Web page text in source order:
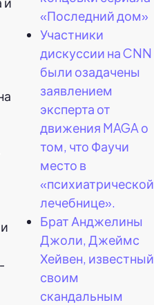
«Последний дом»
Участники
дискуссии на CNN
были озадачены
заявлением
эксперта от
движения MAGA о
том, что Фаучи
место в
«психиатрической
лечебнице».
Брат Анджелины
Джоли, Джеймс
Хейвен, известный
своим
скандальным